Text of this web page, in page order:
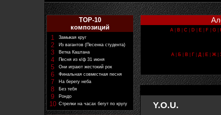
TOP-10
композиций
1
Замыкая круг
2 Из вагантов (Песенка студента)
3 Ветка Каштана
4 Песня из к/ф 31 июня
5 Они играют жестокий рок
6 Финальная совместная песня
7 На берегу неба
8 Без тебя
9 Рондо
10 Стрелки на часах бегут по кругу
A B C D E F G
А| Б| В| Г| Д| Е| Ж|
Y.O.U.